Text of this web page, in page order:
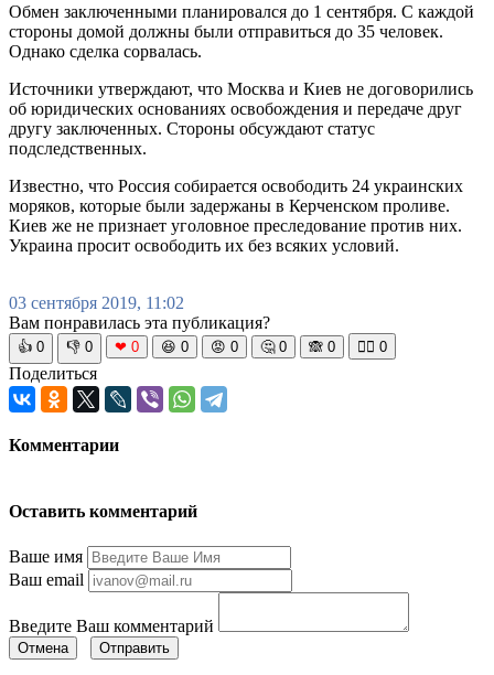
Обмен заключенными планировался до 1 сентября. С каждой
стороны домой должны были отправиться до 35 человек.
Однако сделка сорвалась.
Источники утверждают, что Москва и Киев не договорились
об юридических основаниях освобождения и передаче друг
другу заключенных. Стороны обсуждают статус
подследственных.
Известно, что Россия собирается освободить 24 украинских
моряков, которые были задержаны в Керченском проливе.
Киев же не признает уголовное преследование против них.
Украина просит освободить их без всяких условий.
03 сентября 2019, 11:02
Вам понравилась эта публикация?
👍 0 👎 0 ❤ 0 😆 0 😡 0 🤔 0 🙈 0 🧘‍♀️ 0
Поделиться
Комментарии
Оставить комментарий
Ваше имя
Ваш email
Введите Ваш комментарий
Отмена Отправить